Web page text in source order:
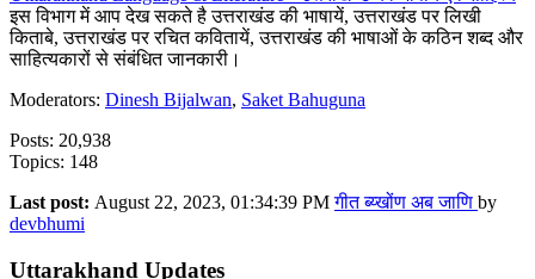
इस विभाग में आप देख सकते है उत्तराखंड की भाषायें, उत्तराखंड पर लिखी
किताबे, उत्तराखंड पर रचित कवितायें, उत्तराखंड की भाषाओं के कठिन शब्द और
साहित्यकारों से संबंधित जानकारी।
Moderators: Dinesh Bijalwan, Saket Bahuguna
Posts: 20,938
Topics: 148
Last post: August 22, 2023, 01:34:39 PMगीत ब्य्खोंण अब जाणि by
devbhumi
Uttarakhand Updates